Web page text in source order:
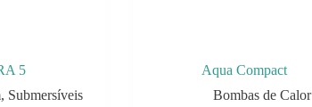
5
, Submersíveis
Aqua Compact
Bombas de Calor